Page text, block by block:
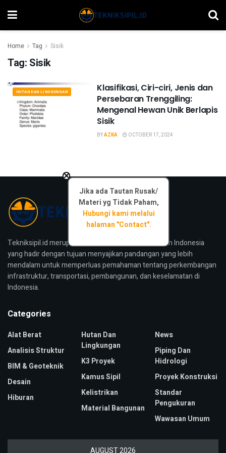
Home Tag Sisik
Tag: Sisik
HUTAN DAN LINGKUNGAN
Klasifikasi, Ciri-ciri, Jenis dan
Persebaran Trenggiling:
Mengenal Hewan Unik Berlapis
Sisik
BYAZKA OCTOBER 17, 2024
Tekniksipil.id merupakan media konstruksi bangunan Indonesia
yang hadir dengan tujuan menyajikan pandangan yang lebih
mendalam untuk memperluas pemahaman tentang perkembangan
infrastruktur, transportasi, pembangunan, dan keselamatan di
Indonesia.
Jika ada Tautan Rusak/
Materi yg Tidak Paham,
Hubungi kami melalui
halaman "Contact".
×
Categories
Alat Berat
Analisis Struktur
BIM & Geoteknik
Desain
Hiburan
Hutan Dan
Lingkungan
K3 Proyek
Kamus Sipil
Kelistrikan
Material Bangunan
News
Piping Dan
Hidrologi
Proyek Konstruksi
Standar
Pengukuran
Wawasan Umum
AUGUST 2026